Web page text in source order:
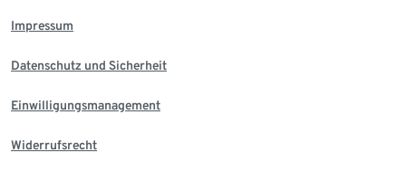
Impressum
Datenschutz und Sicherheit
Einwilligungsmanagement
Widerrufsrecht